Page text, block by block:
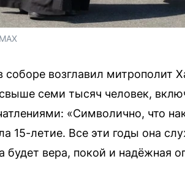
соборе возглавил митрополит
семи тысяч человек,
«Символично, что
15-летие. Все эти годы она
будет вера, покой и надёжная